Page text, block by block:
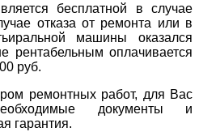
бесплатной в случае
отказа от ремонта или в
машины оказался
рентабельным оплачивается
руб.
ремонтных работ, для Вас
документы и
гарантия.